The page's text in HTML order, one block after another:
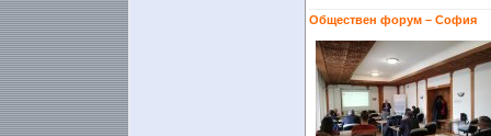
Обществен форум – София